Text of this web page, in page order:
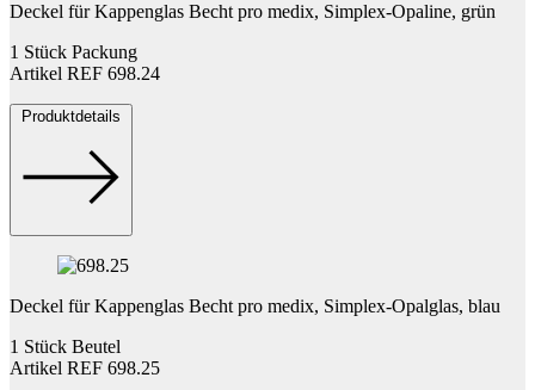
Deckel für Kappenglas Becht pro medix, Simplex-Opaline, grün
1 Stück Packung
Artikel REF 698.24
Produktdetails
Deckel für Kappenglas Becht pro medix, Simplex-Opalglas, blau
1 Stück Beutel
Artikel REF 698.25